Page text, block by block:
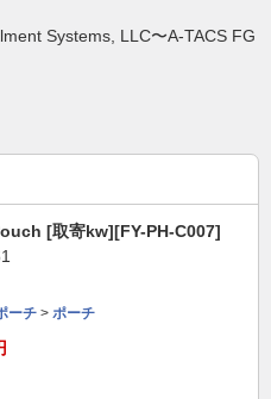
Systems, LLC〜A-TACS FG
[取寄kw][FY-PH-C007]
ーチ > ポーチ